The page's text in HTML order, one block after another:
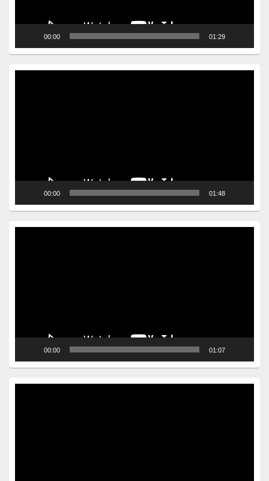
00:00 01:29
00:00 01:48
00:00 01:07